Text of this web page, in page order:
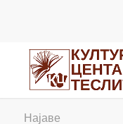
Најаве